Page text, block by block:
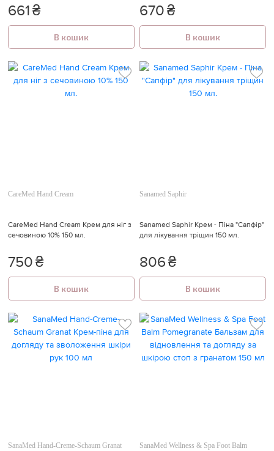
661₴
В кошик
670₴
В кошик
CareMed Hand Cream
CareMed Hand Cream Крем для ніг з
сечовиною 10% 150 мл.
750₴
В кошик
Sanamed Saphir
Sanamed Saphir Крем - Піна "Сапфір"
для лікування тріщин 150 мл.
806₴
В кошик
SanaMed Hand-Creme-Schaum Granat
SanaMed Wellness & Spa Foot Balm